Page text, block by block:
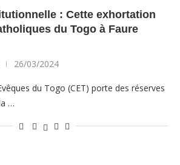
: Cette exhortation
du Togo à Faure
26/03/2024
du Togo (CET) porte des réserves
…